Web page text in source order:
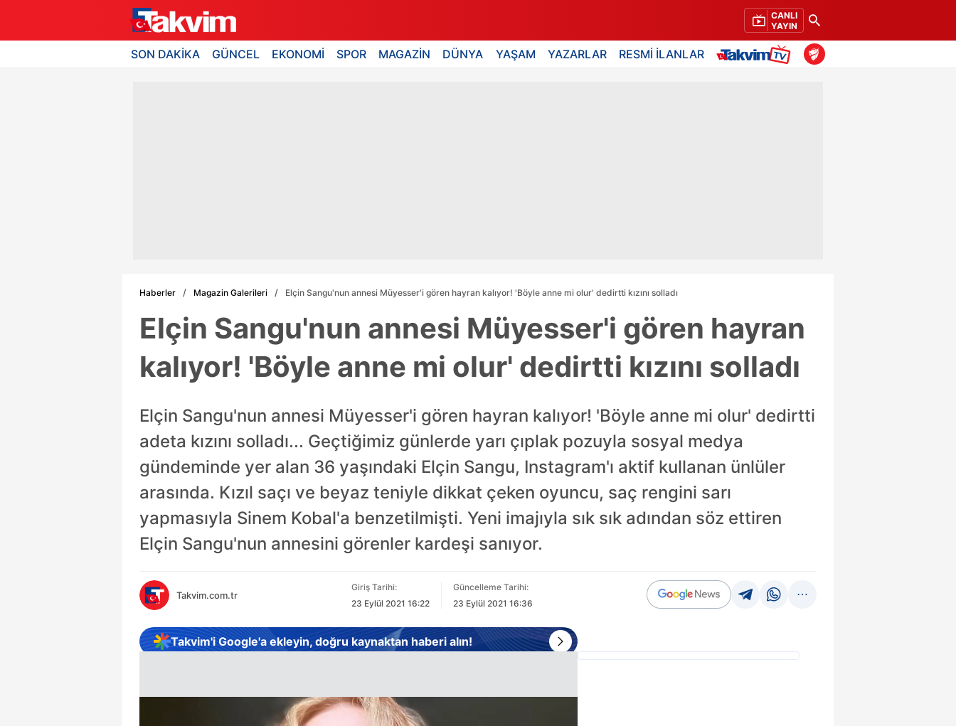
CANLI
YAYIN
SON DAKİKA GÜNCEL EKONOMİ SPOR MAGAZİN DÜNYA YAŞAM YAZARLAR RESMİ İLANLAR
Haberler Magazin Galerileri Elçin Sangu'nun annesi Müyesser'i gören hayran kalıyor! 'Böyle anne mi olur' dedirtti kızını solladı
Elçin Sangu'nun annesi Müyesser'i gören hayran
kalıyor! 'Böyle anne mi olur' dedirtti kızını solladı
Elçin Sangu'nun annesi Müyesser'i gören hayran kalıyor! 'Böyle anne mi olur' dedirtti
adeta kızını solladı... Geçtiğimiz günlerde yarı çıplak pozuyla sosyal medya
gündeminde yer alan 36 yaşındaki Elçin Sangu, Instagram'ı aktif kullanan ünlüler
arasında. Kızıl saçı ve beyaz teniyle dikkat çeken oyuncu, saç rengini sarı
yapmasıyla Sinem Kobal'a benzetilmişti. Yeni imajıyla sık sık adından söz ettiren
Elçin Sangu'nun annesini görenler kardeşi sanıyor.
Takvim.com.tr
Giriş Tarihi:
23 Eylül 2021 16:22
Güncelleme Tarihi:
23 Eylül 2021 16:36
Takvim'i Google'a ekleyin, doğru kaynaktan haberi alın!